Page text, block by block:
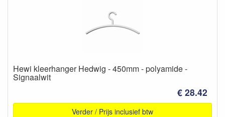
Hewi kleerhanger Hedwig - 450mm - polyamide -
Signaalwit
€ 28.42
Verder / Prijs inclusief btw